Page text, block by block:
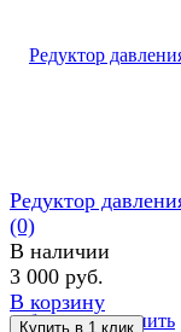
избранное сравнить
Редуктор
(0)
В наличии
3 000 руб.
В корзину